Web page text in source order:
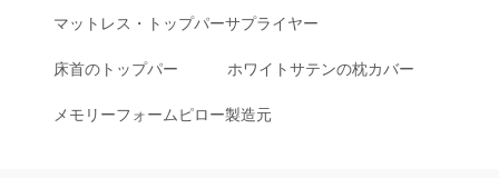
マットレス・トップパーサプライヤー
床首のトップパー ホワイトサテンの枕カバー
メモリーフォームピロー製造元